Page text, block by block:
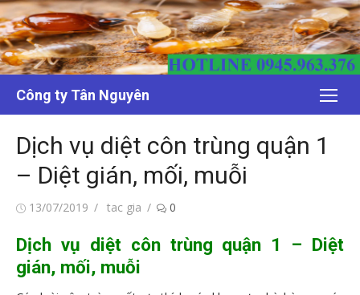
Chuyển
tới
nội
dung
Công ty Tân Nguyên
Dịch vụ diệt côn trùng quận 1
– Diệt gián, mối, muỗi
Đăng13/07/2019
Tác
tac gia 0
Dịch vụ diệt côn trùng quận 1 – Diệt
gián, mối, muỗi